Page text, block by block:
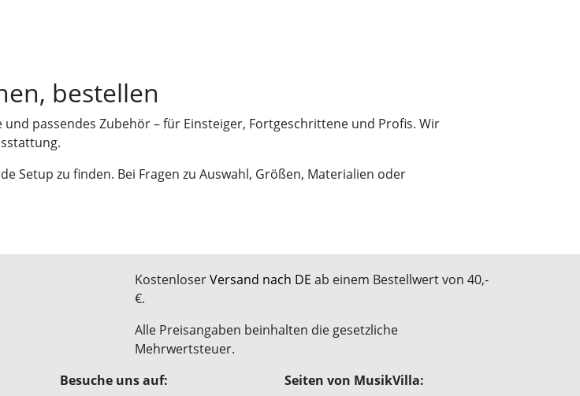
bestellen
und passendes Zubehör – für Einsteiger, Fortgeschrittene und Profis. Wir
Setup zu finden. Bei Fragen zu Auswahl, Größen, Materialien oder
KostenloserVersand nach DE ab einem Bestellwert von 40,-
€.
Alle Preisangaben beinhalten die gesetzliche
Mehrwertsteuer.
Besuche uns auf: Seiten von MusikVilla: